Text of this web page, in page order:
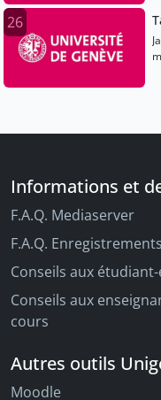
26
Informations et
F.A.Q. Mediaserver
F.A.Q.
Conseils aux
Conseils aux
cours
Autres outils
Moodle